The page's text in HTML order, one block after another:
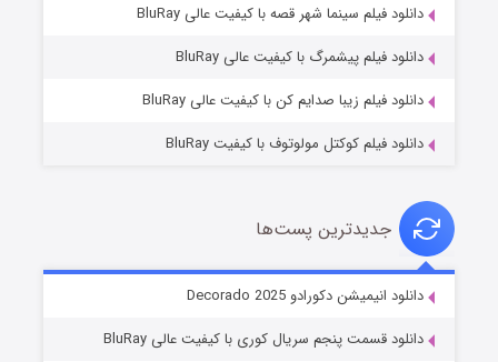
خاندان اژدها فصل ۳
دانلود فیلم سینما شهر قصه با کیفیت عالی BluRay
دانلود فیلم پیشمرگ با کیفیت عالی BluRay
دانلود فیلم زیبا صدایم کن با کیفیت عالی BluRay
دانلود فیلم کوکتل مولوتوف با کیفیت BluRay
جدیدترین پست‌ها
دانلود انیمیشن دکورادو Decorado 2025
دانلود قسمت پنجم سریال کوری با کیفیت عالی BluRay